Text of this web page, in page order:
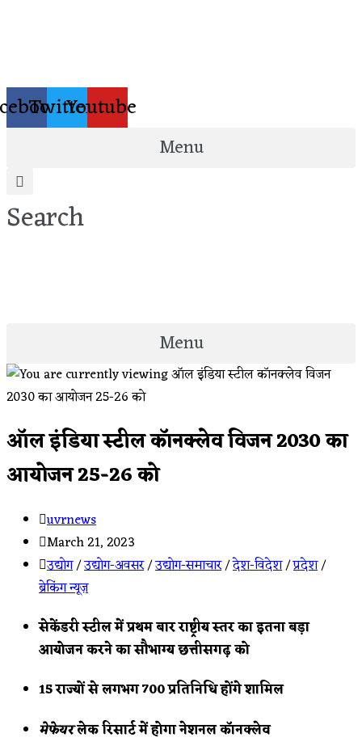
TwitterYoutube
Menu
Search
Menu
ऑल इंडिया स्टील कॉनक्लेव विजन 2030 का
आयोजन 25-26 को
Post
author:
uvrnews
Post
published:
March 21, 2023
Post
category:
उद्योग/उद्योग-अवसर/उद्योग-समाचार/देश-विदेश/प्रदेश/
ब्रेकिंग न्यूज़
सेकेंडरी स्टील में प्रथम बार राष्ट्रीय स्तर का इतना बड़ा
आयोजन करने का सौभाग्य छत्तीसगढ़ ‌को
15 राज्यों से लगभग 700 प्रतिनिधि होंगे शामिल
मेफेयरलेक रिसार्ट में होगा नेशनल कॉनक्लेव